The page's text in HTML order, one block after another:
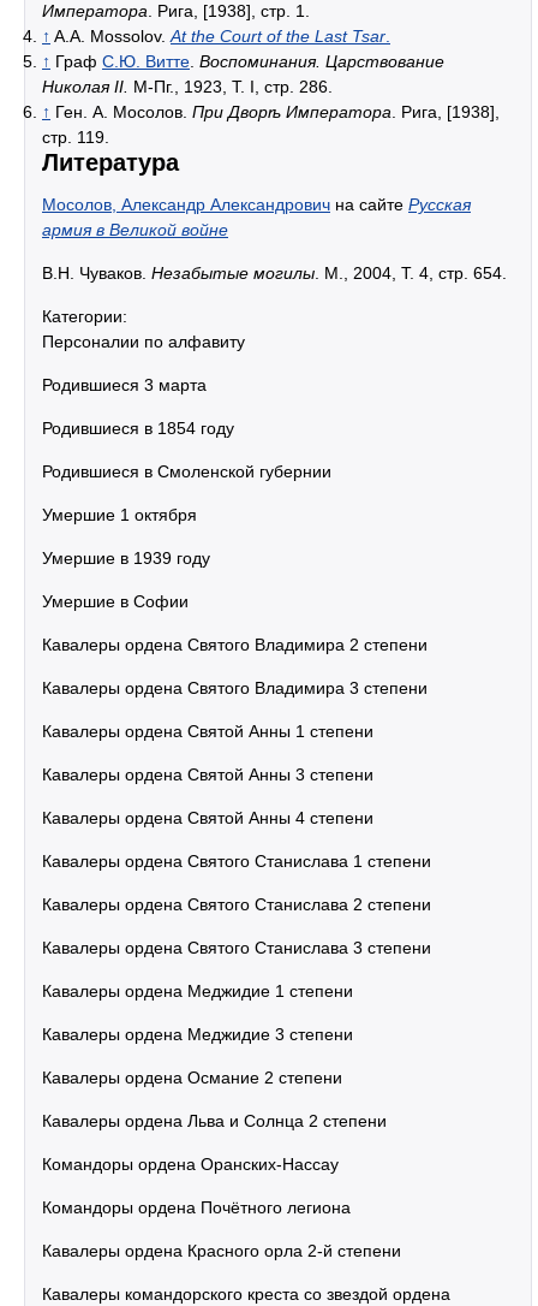
Императора. Рига, [1938], стр. 1.
↑ A.A. Mossolov.At the Court of the Last Tsar.
↑ Граф С.Ю. Витте. Воспоминания. Царствование
Николая II. М-Пг., 1923, Т. I, стр. 286.
↑ Ген. А. Мосолов. При Дворѣ Императора. Рига, [1938],
стр. 119.
Литература
Мосолов, Александр Александрович на сайте Русская
армия в Великой войне
В.Н. Чуваков. Незабытые могилы. М., 2004, Т. 4, стр. 654.
Категории:
Персоналии по алфавиту
Родившиеся 3 марта
Родившиеся в 1854 году
Родившиеся в Смоленской губернии
Умершие 1 октября
Умершие в 1939 году
Умершие в Софии
Кавалеры ордена Святого Владимира 2 степени
Кавалеры ордена Святого Владимира 3 степени
Кавалеры ордена Святой Анны 1 степени
Кавалеры ордена Святой Анны 3 степени
Кавалеры ордена Святой Анны 4 степени
Кавалеры ордена Святого Станислава 1 степени
Кавалеры ордена Святого Станислава 2 степени
Кавалеры ордена Святого Станислава 3 степени
Кавалеры ордена Меджидие 1 степени
Кавалеры ордена Меджидие 3 степени
Кавалеры ордена Османие 2 степени
Кавалеры ордена Льва и Солнца 2 степени
Командоры ордена Оранских-Нассау
Командоры ордена Почётного легиона
Кавалеры ордена Красного орла 2-й степени
Кавалеры командорского креста со звездой ордена